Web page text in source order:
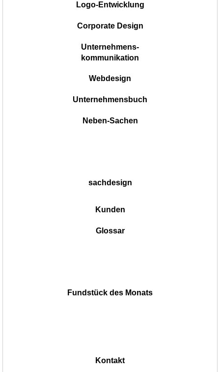
Logo-Entwicklung
Corporate Design
Unternehmens-
kommunikation
Webdesign
Unternehmensbuch
Neben-Sachen
sachdesign
Kunden
Glossar
Fundstück des Monats
Kontakt